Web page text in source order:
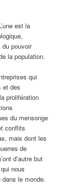
est la
du pouvoir
la population.
qui
et des
prolifération
du mensonge
conflits
mais dont les
de
d’autre but
nous
dans le monde.